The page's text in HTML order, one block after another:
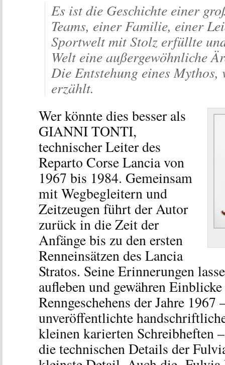
Es ist die Geschichte einer
Teams, einer Familie, einer
Sportwelt mit Stolz erfüllte
Welt eine außergewöhnliche
Die Entstehung eines
erzählt.
Wer könnte dies besser als
GIANNI TONTI,
technischer Leiter des
Reparto Corse Lancia von
1967 bis 1984. Gemeinsam
mit Wegbegleitern und
Zeitzeugen führt der Autor
zurück in die Zeit der
Anfänge bis zu den ersten
Renneinsätzen des Lancia
Stratos. Seine Erinnerungen
aufleben und gewähren
Renngeschehens der Jahre
unveröffentlichte
kleinen karierten Schreibheften
die technischen Details der